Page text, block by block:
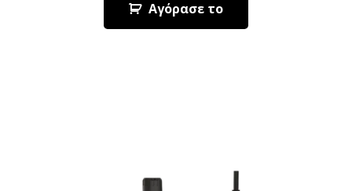
Αγόρασε το